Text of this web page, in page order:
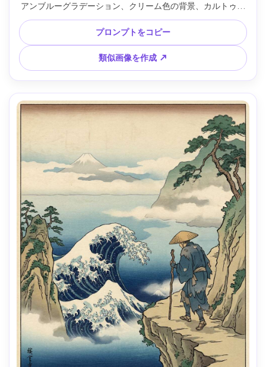
アンブルーグラデーション、クリーム色の背景、カルトゥー
シュの空タイトルスペース、紙の質感、現代×江戸グラフィ
ックデザイン、85mmレンズ、浅い被写界深度、柔らかい映
画照明 --ar 4:5
プロンプトをコピー
類似画像を作成 ↗